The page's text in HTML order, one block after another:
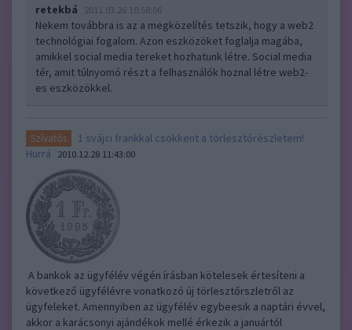
retekbá 2011.03.26 10:58:06
Nekem továbbra is az a megközelítés tetszik, hogy a web2
technológiai fogalom. Azon eszközöket foglalja magába,
amikkel social media tereket hozhatunk létre. Social media
tér, amit túlnyomó részt a felhasználók hoznal létre web2-
es eszközökkel.
Szívatós
1 svájci frankkal csökkent a törlesztőrészletem!
Hurrá
2010.12.28 11:43:00
A bankok az ügyfélév végén írásban kötelesek értesíteni a
következő ügyfélévre vonatkozó új törlesztőrszletről az
ügyfeleket. Amennyiben az ügyfélév egybeesik a naptári évvel,
akkor a karácsonyi ajándékok mellé érkezik a januártól